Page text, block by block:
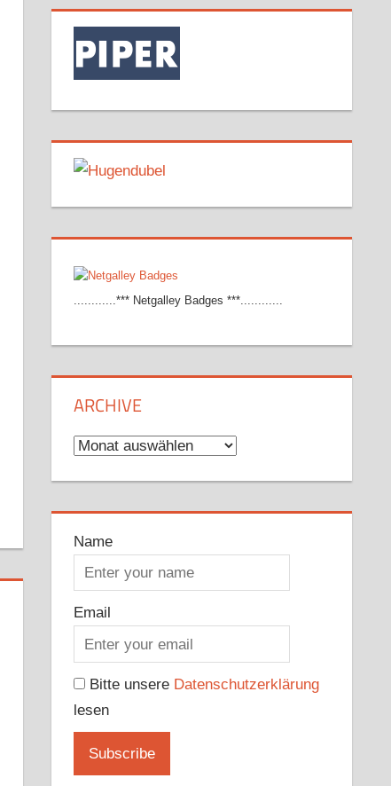
............*** Netgalley Badges ***............
ARCHIVE
Archive
Name
Email
Bitte unsere Datenschutzerklärung
lesen